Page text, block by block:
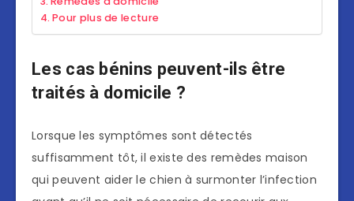
Pour plus de lecture
Les cas bénins peuvent-ils être
traités à domicile ?
Lorsque les symptômes sont détectés
suffisamment tôt, il existe des remèdes maison
qui peuvent aider le chien à surmonter l’infection